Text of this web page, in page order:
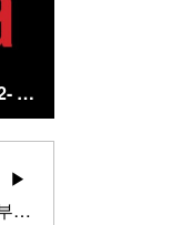
▶
박남사 부산순회전 《0.1s 장치교란》 8월 8일 - 8월 29일 | 부산갤러리